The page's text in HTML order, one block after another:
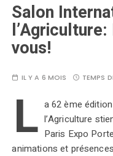
Salon
l’Agriculture:
vous!
IL Y A 6 MOIS TEMPS
L a 62 ème
l’Agriculture
Paris Expo
animations et